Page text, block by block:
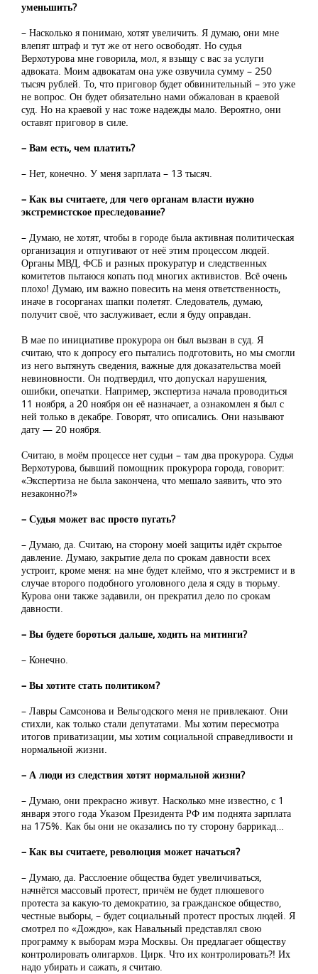
уменьшить?
– Насколько я понимаю, хотят увеличить. Я думаю, они мне
влепят штраф и тут же от него освободят. Но судья
Верхотурова мне говорила, мол, я взыщу с вас за услуги
адвоката. Моим адвокатам она уже озвучила сумму – 250
тысяч рублей. То, что приговор будет обвинительный – это уже
не вопрос. Он будет обязательно нами обжалован в краевой
суд. Но на краевой у нас тоже надежды мало. Вероятно, они
оставят приговор в силе.
– Вам есть, чем платить?
– Нет, конечно. У меня зарплата – 13 тысяч.
– Как вы считаете, для чего органам власти нужно
экстремистское преследование?
– Думаю, не хотят, чтобы в городе была активная политическая
организация и отпугивают от неё этим процессом людей.
Органы МВД, ФСБ и разных прокуратур и следственных
комитетов пытаюся копать под многих активистов. Всё очень
плохо! Думаю, им важно повесить на меня ответственность,
иначе в госорганах шапки полетят. Следователь, думаю,
получит своё, что заслуживает, если я буду оправдан.
В мае по инициативе прокурора он был вызван в суд. Я
считаю, что к допросу его пытались подготовить, но мы смогли
из него вытянуть сведения, важные для доказательства моей
невиновности. Он подтвердил, что допускал нарушения,
ошибки, опечатки. Например, экспертиза начала проводиться
11 ноября, а 20 ноября он её назначает, а ознакомлен я был с
ней только в декабре. Говорят, что описались. Они называют
дату — 20 ноября.
Считаю, в моём процессе нет судьи – там два прокурора. Судья
Верхотурова, бывший помощник прокурора города, говорит:
«Экспертиза не была закончена, что мешало заявить, что это
незаконно?!»
– Судья может вас просто пугать?
– Думаю, да. Считаю, на сторону моей защиты идёт скрытое
давление. Думаю, закрытие дела по срокам давности всех
устроит, кроме меня: на мне будет клеймо, что я экстремист и в
случае второго подобного уголовного дела я сяду в тюрьму.
Курова они также задавили, он прекратил дело по срокам
давности.
– Вы будете бороться дальше, ходить на митинги?
– Конечно.
– Вы хотите стать политиком?
– Лавры Самсонова и Вельгодского меня не привлекают. Они
стихли, как только стали депутатами. Мы хотим пересмотра
итогов приватизации, мы хотим социальной справедливости и
нормальной жизни.
– А люди из следствия хотят нормальной жизни?
– Думаю, они прекрасно живут. Насколько мне известно, с 1
января этого года Указом Президента РФ им поднята зарплата
на 175%. Как бы они не оказались по ту сторону баррикад…
– Как вы считаете, революция может начаться?
– Думаю, да. Расслоение общества будет увеличиваться,
начнётся массовый протест, причём не будет плюшевого
протеста за какую-то демократию, за гражданское общество,
честные выборы, – будет социальный протест простых людей. Я
смотрел по «Дождю», как Навальный представлял свою
программу к выборам мэра Москвы. Он предлагает обществу
контролировать олигархов. Цирк. Что их контролировать?! Их
надо убирать и сажать, я считаю.